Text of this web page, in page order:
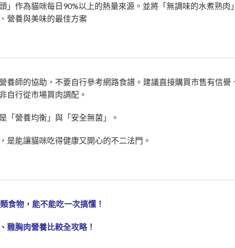
」作為貓咪每日90%以上的熱量來源。並將「無調味的水煮熟肉
營養與美味的最佳方案
養師的協助，不要自行參考網路食譜。建議直接購買市售有信譽
自行從市場買肉調配。
「營養均衡」與「安全無菌」。
是能讓貓咪吃得健康又開心的不二法門。
食物，能不能吃一次搞懂！
雞胸肉營養比較全攻略！